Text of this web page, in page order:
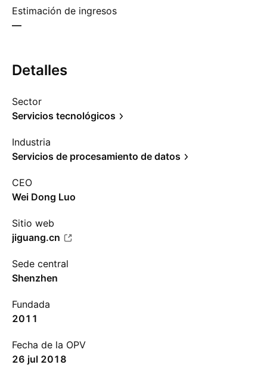
Estimación de ingresos
—
Detalles
Sector
Servicios tecnológicos
Industria
Servicios de procesamiento de datos
CEO
Wei Dong Luo
Sitio web
jiguang.cn
Sede central
Shenzhen
Fundada
2011
Fecha de la OPV
26 jul 2018